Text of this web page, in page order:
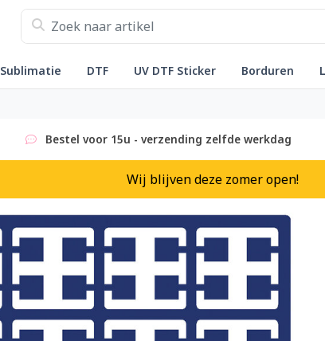
Sublimatie DTF UV DTF Sticker Borduren
Bestel voor 15u - verzending zelfde werkdag
Wij blijven deze zomer open!